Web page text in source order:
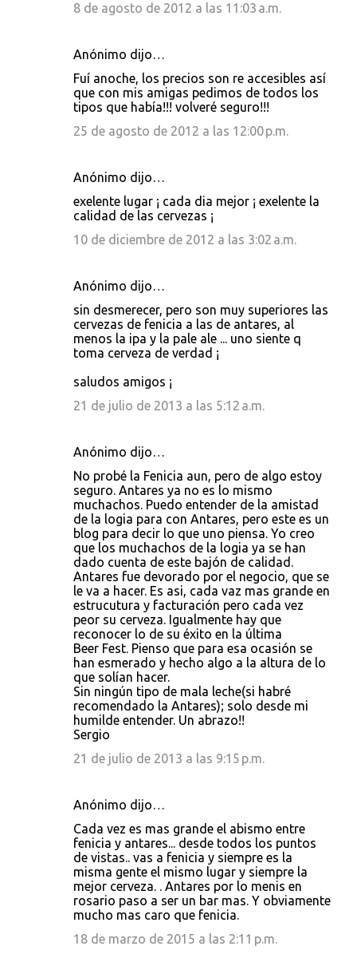
8 de agosto de 2012 a las 11:03 a.m.
Anónimo dijo…
Fuí anoche, los precios son re accesibles así
que con mis amigas pedimos de todos los
tipos que había!!! volveré seguro!!!
25 de agosto de 2012 a las 12:00 p.m.
Anónimo dijo…
exelente lugar ¡ cada dia mejor ¡ exelente la
calidad de las cervezas ¡
10 de diciembre de 2012 a las 3:02 a.m.
Anónimo dijo…
sin desmerecer, pero son muy superiores las
cervezas de fenicia a las de antares, al
menos la ipa y la pale ale ... uno siente q
toma cerveza de verdad ¡
saludos amigos ¡
21 de julio de 2013 a las 5:12 a.m.
Anónimo dijo…
No probé la Fenicia aun, pero de algo estoy
seguro. Antares ya no es lo mismo
muchachos. Puedo entender de la amistad
de la logia para con Antares, pero este es un
blog para decir lo que uno piensa. Yo creo
que los muchachos de la logia ya se han
dado cuenta de este bajón de calidad.
Antares fue devorado por el negocio, que se
le va a hacer. Es asi, cada vaz mas grande en
estrucutura y facturación pero cada vez
peor su cerveza. Igualmente hay que
reconocer lo de su éxito en la última
Beer Fest. Pienso que para esa ocasión se
han esmerado y hecho algo a la altura de lo
que solían hacer.
Sin ningún tipo de mala leche(si habré
recomendado la Antares); solo desde mi
humilde entender. Un abrazo!!
Sergio
21 de julio de 2013 a las 9:15 p.m.
Anónimo dijo…
Cada vez es mas grande el abismo entre
fenicia y antares... desde todos los puntos
de vistas.. vas a fenicia y siempre es la
misma gente el mismo lugar y siempre la
mejor cerveza. . Antares por lo menis en
rosario paso a ser un bar mas. Y obviamente
mucho mas caro que fenicia.
18 de marzo de 2015 a las 2:11 p.m.